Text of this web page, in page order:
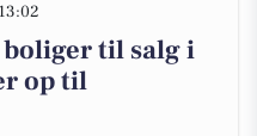
boliger til salg i
op til